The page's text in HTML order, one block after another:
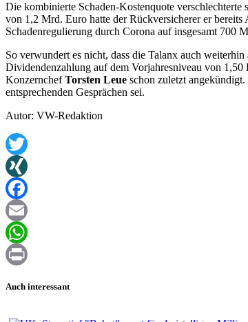
Die kombinierte Schaden-Kostenquote
von 1,2 Mrd. Euro hatte der Rückversicherer er
Schadenregulierung durch Corona auf insgesamt 700
So verwundert es nicht, dass die Talanx auch
Dividendenzahlung auf dem Vorjahresniveau von
KonzernchefTorsten Leue schon zuletzt
entsprechenden Gesprächen sei.
Autor: VW-Redaktion
Twitter
XING
Facebook
Email
WhatsApp
Auch interessant